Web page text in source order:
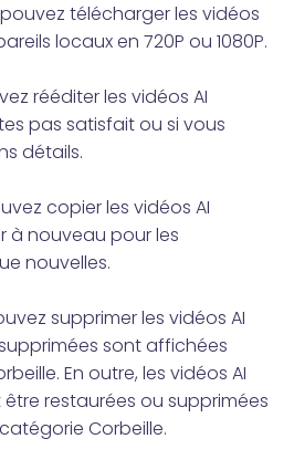
télécharger les vidéos
locaux en 720P ou 1080P.
rééditer les vidéos AI
pas satisfait ou si vous
détails.
copier les vidéos AI
à nouveau pour les
nouvelles.
supprimer les vidéos AI
sont affichées
En outre, les vidéos AI
restaurées ou supprimées
Corbeille.